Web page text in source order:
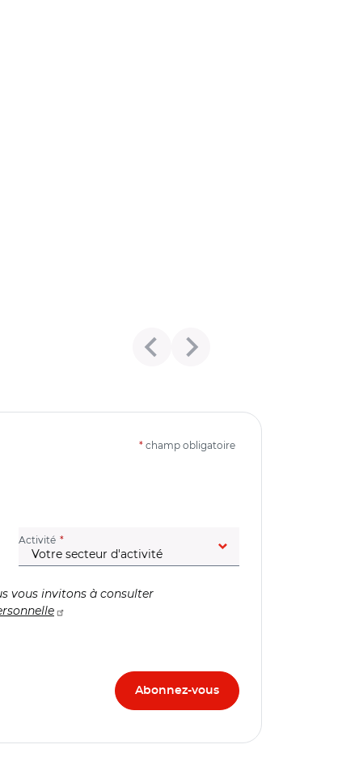
* champ obligatoire
Activité (champ obligatoire)
vous invitons à consulter